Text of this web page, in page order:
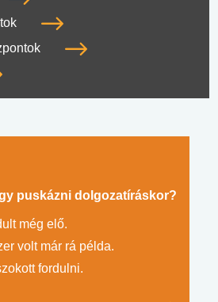
puskázni dolgozatíráskor?
még elő.
volt már rá példa.
fordulni.